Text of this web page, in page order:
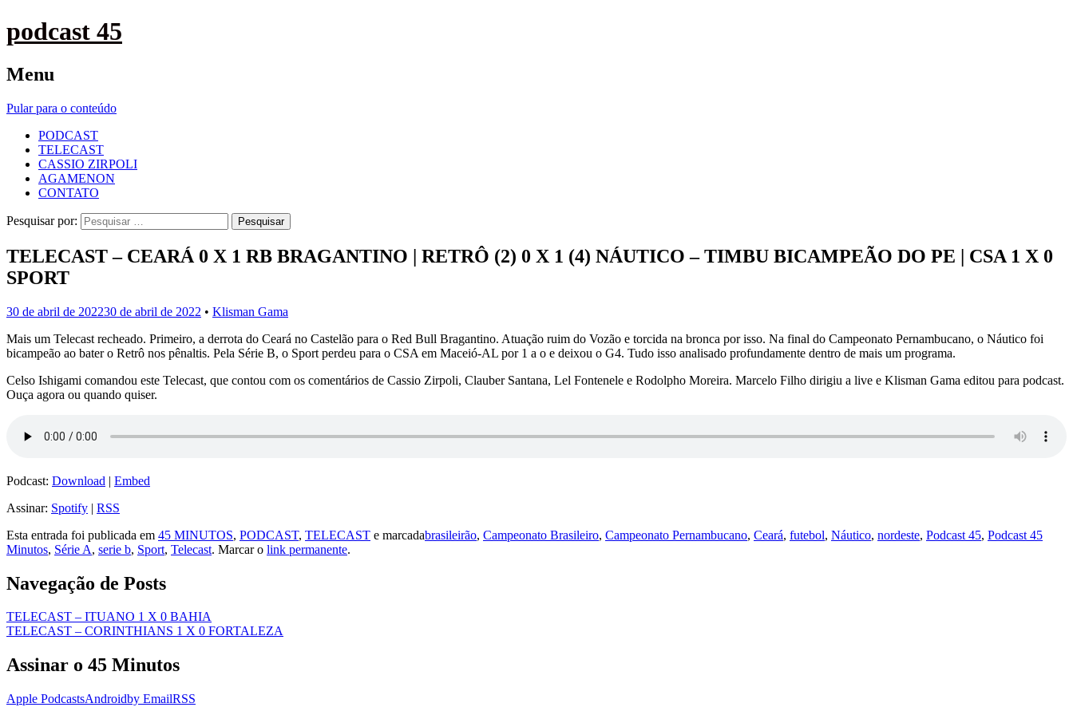
podcast 45
Menu
Pular para o conteúdo
PODCAST
TELECAST
CASSIO ZIRPOLI
AGAMENON
CONTATO
Pesquisar por:
TELECAST – CEARÁ 0 X 1 RB BRAGANTINO | RETRÔ (2) 0 X 1 (4) NÁUTICO – TIMBU BICAMPEÃO DO PE | CSA 1 X 0
SPORT
30 de abril de 202230 de abril de 2022 • Klisman Gama
Mais um Telecast recheado. Primeiro, a derrota do Ceará no Castelão para o Red Bull Bragantino. Atuação ruim do Vozão e torcida na bronca por isso. Na final do Campeonato Pernambucano, o Náutico foi
bicampeão ao bater o Retrô nos pênaltis. Pela Série B, o Sport perdeu para o CSA em Maceió-AL por 1 a o e deixou o G4. Tudo isso analisado profundamente dentro de mais um programa.
Celso Ishigami comandou este Telecast, que contou com os comentários de Cassio Zirpoli, Clauber Santana, Lel Fontenele e Rodolpho Moreira. Marcelo Filho dirigiu a live e Klisman Gama editou para podcast.
Ouça agora ou quando quiser.
Podcast: Download | Embed
Assinar: Spotify | RSS
Esta entrada foi publicada em 45 MINUTOS, PODCAST, TELECAST e marcadabrasileirão, Campeonato Brasileiro, Campeonato Pernambucano, Ceará, futebol, Náutico, nordeste, Podcast 45, Podcast 45
Minutos, Série A, serie b, Sport, Telecast. Marcar o link permanente.
Navegação de Posts
TELECAST – ITUANO 1 X 0 BAHIA
TELECAST – CORINTHIANS 1 X 0 FORTALEZA
Assinar o 45 Minutos
Apple PodcastsAndroidby EmailRSS